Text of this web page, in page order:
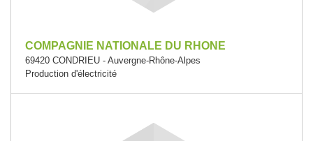
COMPAGNIE NATIONALE DU RHONE
69420 CONDRIEU - Auvergne-Rhône-Alpes
Production d'électricité